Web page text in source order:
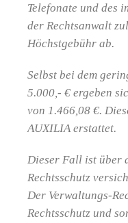
Telefonate und des
der Rechtsanwalt
Höchstgebühr ab.
Selbst bei dem
5.000,- € ergeben
von 1.466,08 €.
AUXILIA erstattet.
Dieser Fall ist über
Rechtsschutz
Der Verwaltungs-
Rechtsschutz und